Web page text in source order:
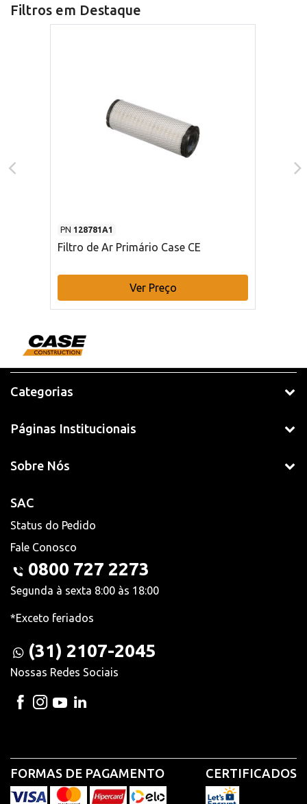
Filtros em Destaque
PN 128781A1
Filtro de Ar Primário Case CE
Ver Preço
Categorias
Páginas Institucionais
Sobre Nós
SAC
Status do Pedido
Fale Conosco
0800 727 2273
Segunda à sexta 8:00 às 18:00
*Exceto feriados
(31) 2107-2045
Nossas Redes Sociais
FORMAS DE PAGAMENTO CERTIFICADOS